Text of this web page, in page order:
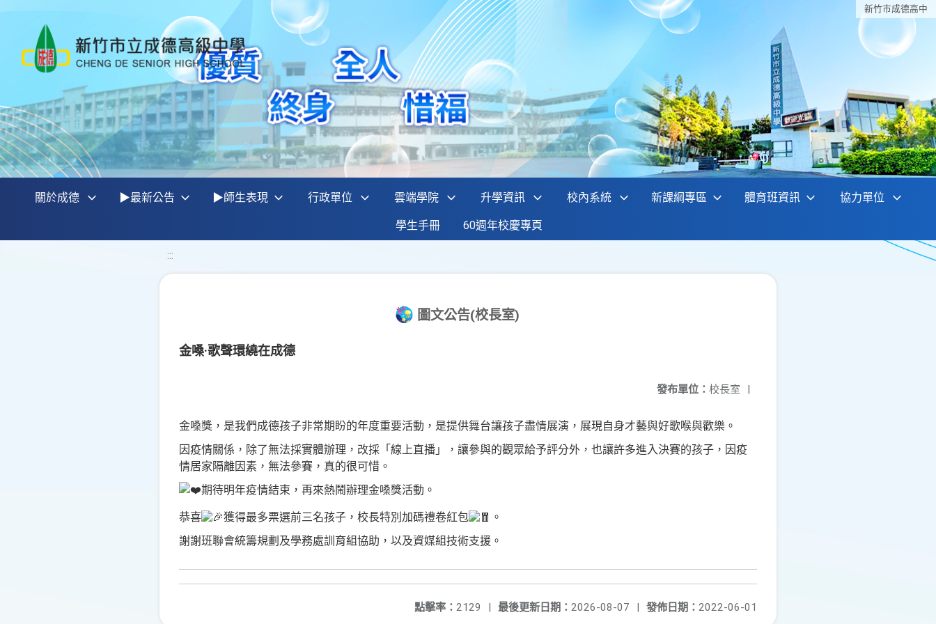
新竹巿成德高中
關於成德 ▶最新公告 ▶師生表現 行政單位 雲端學院 升學資訊 校內系統 新課綱專區 體育班資訊 協力單位
學生手冊 60週年校慶專頁
:::
圖文公告(校長室)
金嗓·歌聲環繞在成德
發布單位： 校長室 |
金嗓獎，是我們成德孩子非常期盼的年度重要活動，是提供舞台讓孩子盡情展演，展現自身才藝與好歌喉與歡樂。
因疫情關係，除了無法採實體辦理，改採「線上直播」，讓參與的觀眾給予評分外，也讓許多進入決賽的孩子，因疫
情居家隔離因素，無法參賽，真的很可惜。
期待明年疫情結束，再來熱鬧辦理金嗓獎活動。
恭喜 獲得最多票選前三名孩子，校長特別加碼禮卷紅包
。
謝謝班聯會統籌規劃及學務處訓育組協助，以及資媒組技術支援。
發佈日期： 2022-06-01
最後更新日期： 2026-08-07 |
點擊率： 2129 |